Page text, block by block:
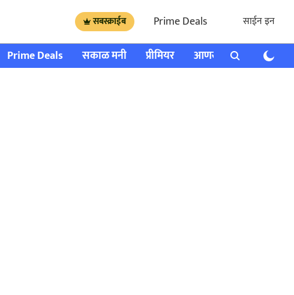
सबस्क्राईब Prime Deals साईन इन
Prime Deals सकाळ मनी प्रीमियर आणखी राशी भविष्य